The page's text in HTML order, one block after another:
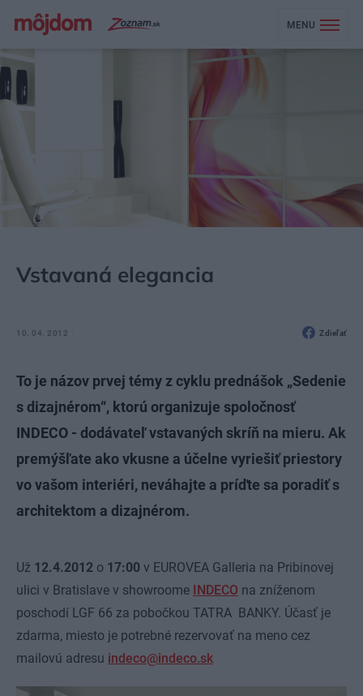
MENU
Vstavaná elegancia
10. 04. 2012 Zdieľať
To je názov prvej témy z cyklu prednášok „Sedenie
s dizajnérom“, ktorú organizuje spoločnosť
INDECO - dodávateľ vstavaných skríň na mieru. Ak
premýšľate ako vkusne a účelne vyriešiť priestory
vo vašom interiéri, neváhajte a príďte sa poradiť s
architektom a dizajnérom.
Už 12.4.2012 o 17:00 v EUROVEA Galleria na Pribinovej
ulici v Bratislave v showroome INDECO na zníženom
poschodí LGF 66 za pobočkou TATRA BANKY. Účasť je
zdarma, miesto je potrebné rezervovať na meno cez
mailovú adresu indeco@indeco.sk